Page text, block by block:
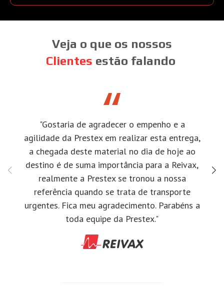
Veja o que os nossos
Clientes estão falando
"Gostaria de agradecer o empenho e a
agilidade da Prestex em realizar esta entrega,
a chegada deste material no dia de hoje ao
destino é de suma importância para a Reivax,
realmente a Prestex se tronou a nossa
referência quando se trata de transporte
urgentes. Fica meu agradecimento. Parabéns a
toda equipe da Prestex."